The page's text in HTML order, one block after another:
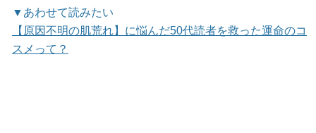
▼あわせて読みたい
【原因不明の肌荒れ】に悩んだ50代読者を救った運命のコ
スメって？